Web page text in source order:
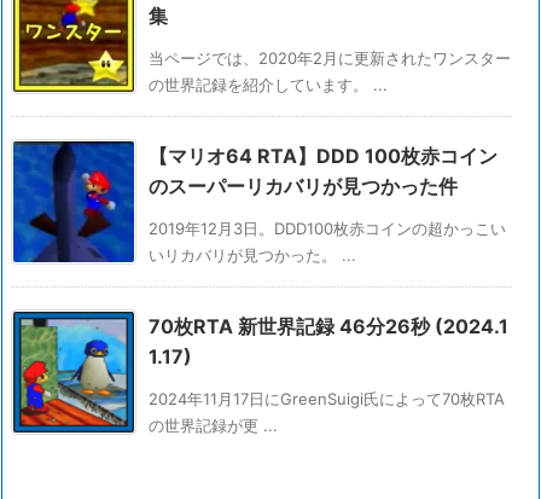
集
当ページでは、2020年2月に更新されたワンスター
の世界記録を紹介しています。 ...
【マリオ64 RTA】DDD 100枚赤コイン
のスーパーリカバリが見つかった件
2019年12月3日。DDD100枚赤コインの超かっこい
いリカバリが見つかった。 ...
70枚RTA 新世界記録 46分26秒 (2024.1
1.17)
2024年11月17日にGreenSuigi氏によって70枚RTA
の世界記録が更 ...